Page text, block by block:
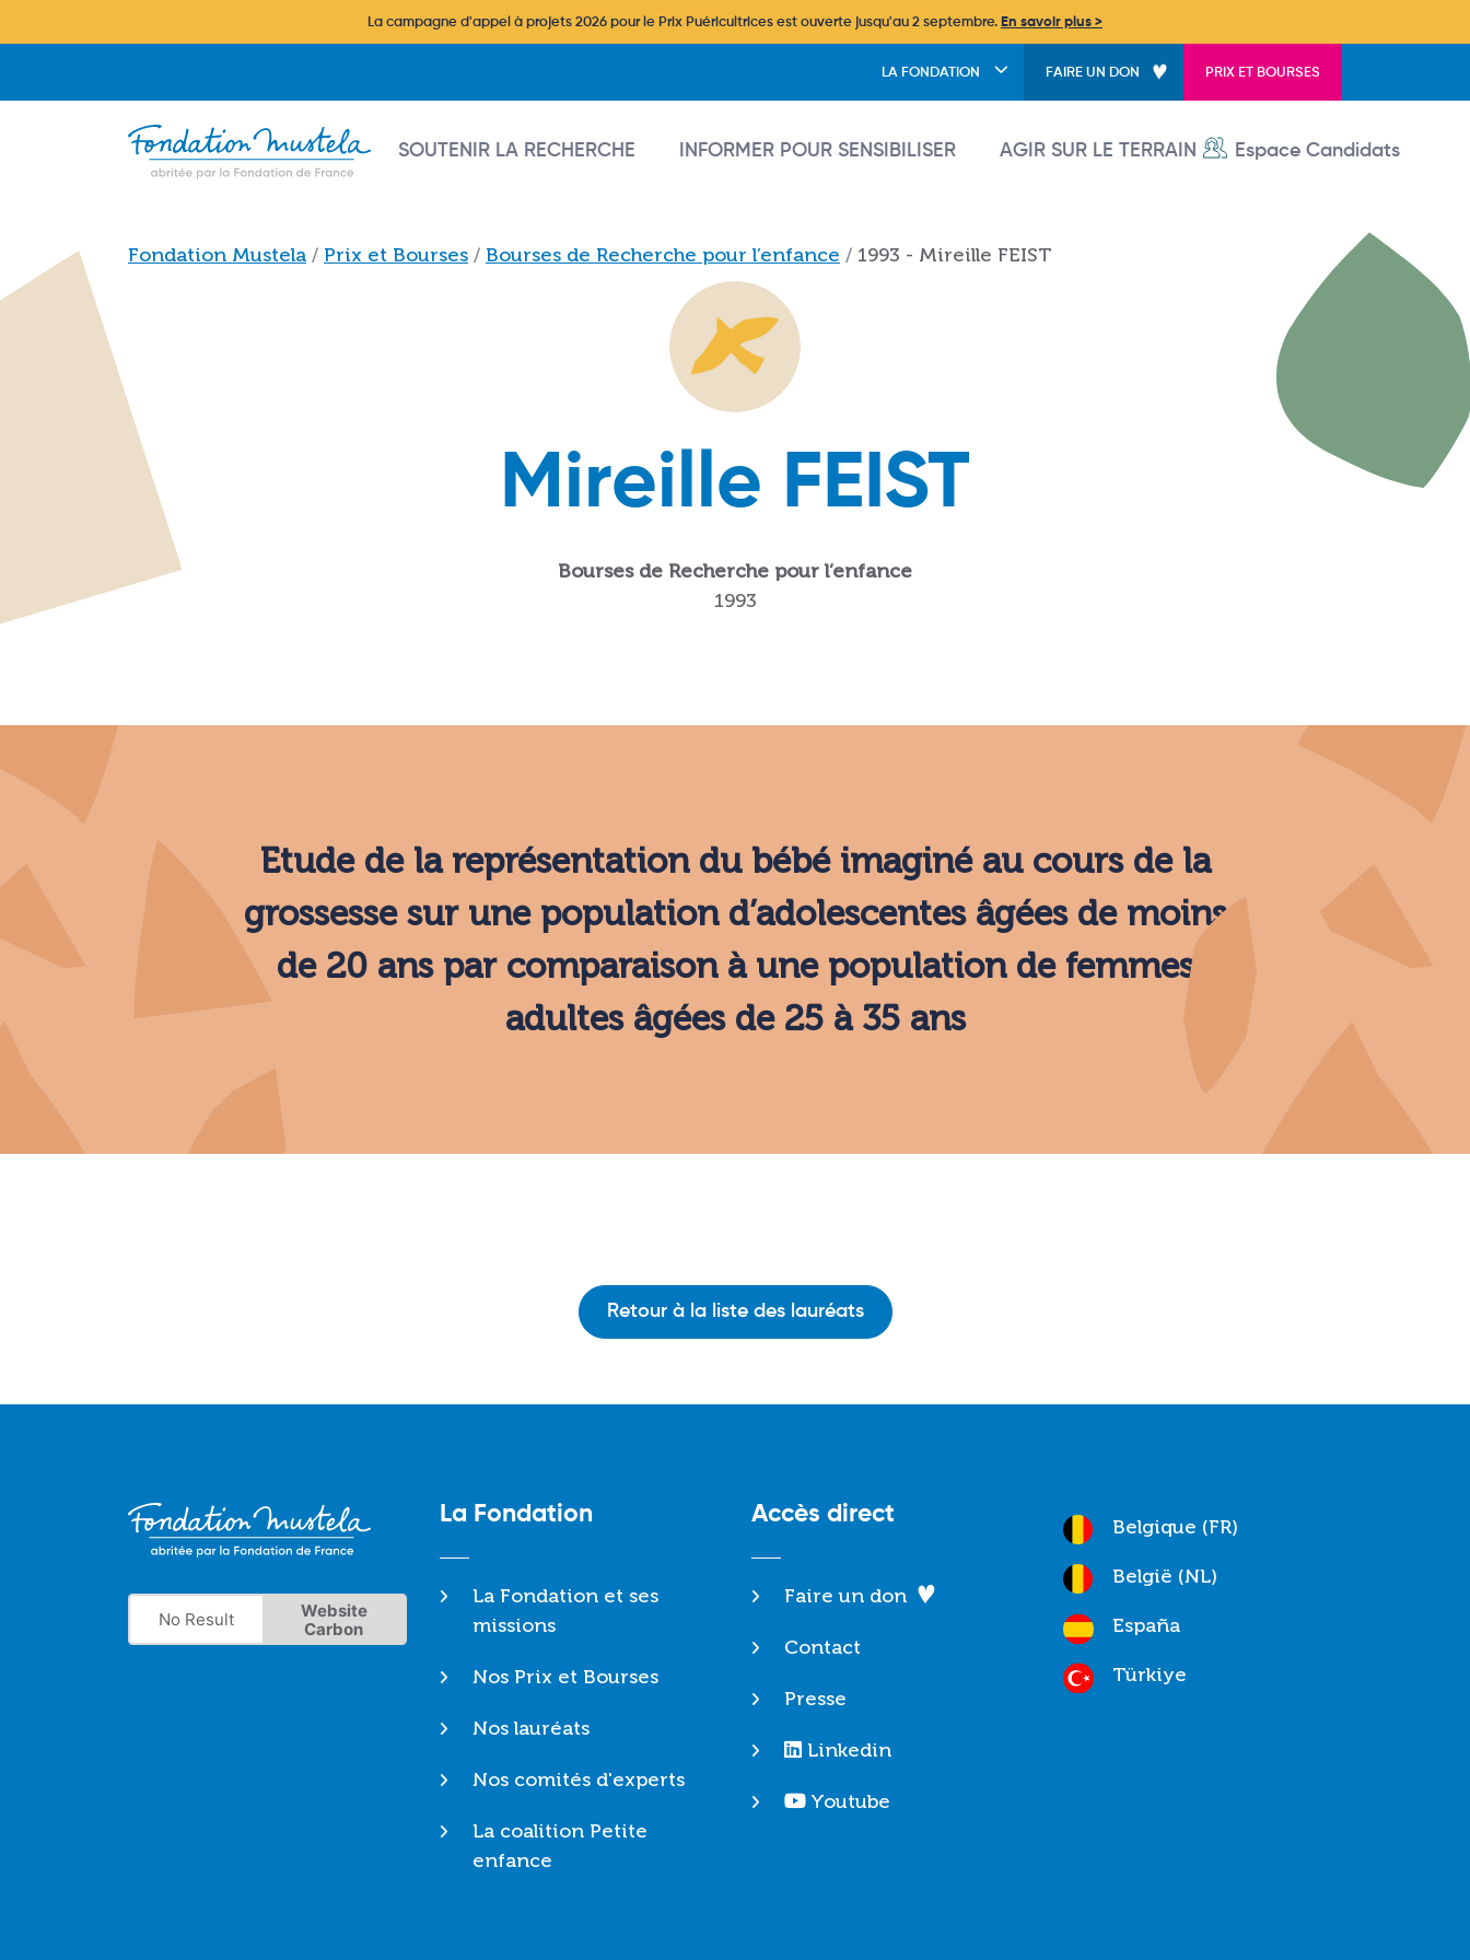
La campagne d'appel à projets 2026 pour le Prix Puéricultrices est ouverte jusqu'au 2 septembre. En savoir plus >
LA FONDATION FAIRE UN DON PRIX ET BOURSES
Main navigation
SOUTENIR LA RECHERCHE INFORMER POUR SENSIBILISER AGIR SUR LE TERRAIN User account menu
Espace Candidats
Fil d'Ariane
Fondation Mustela Prix et Bourses Bourses de Recherche pour l’enfance 1993 - Mireille FEIST
Mireille FEIST
Bourses de Recherche pour l’enfance
1993
Etude de la représentation du bébé imaginé au cours de la
grossesse sur une population d’adolescentes âgées de moins
de 20 ans par comparaison à une population de femmes
adultes âgées de 25 à 35 ans
Retour à la liste des lauréats
No Result
Website
Carbon
La Fondation
La Fondation et ses
missions
Nos Prix et Bourses
Nos lauréats
Nos comités d'experts
La coalition Petite
enfance
Accès direct
Faire un don
Contact
Presse
Linkedin
Youtube
Belgique (FR)
België (NL)
España
Türkiye